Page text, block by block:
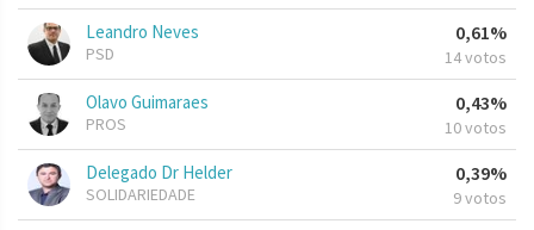
Leandro Neves
PSD
0,61%
14 votos
Olavo Guimaraes
PROS
0,43%
10 votos
Delegado Dr Helder
SOLIDARIEDADE
0,39%
9 votos